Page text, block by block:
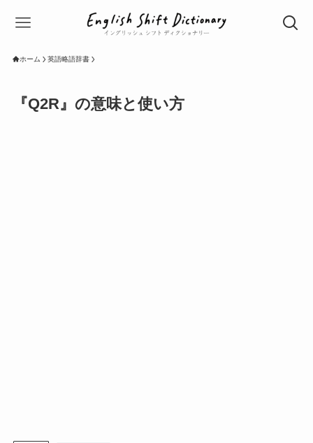
ホーム 英語略語辞書
『Q2R』の意味と使い方